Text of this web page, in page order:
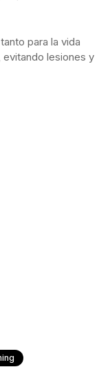
para la vida
lesiones y